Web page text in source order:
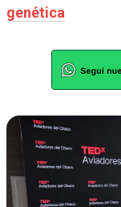
genética